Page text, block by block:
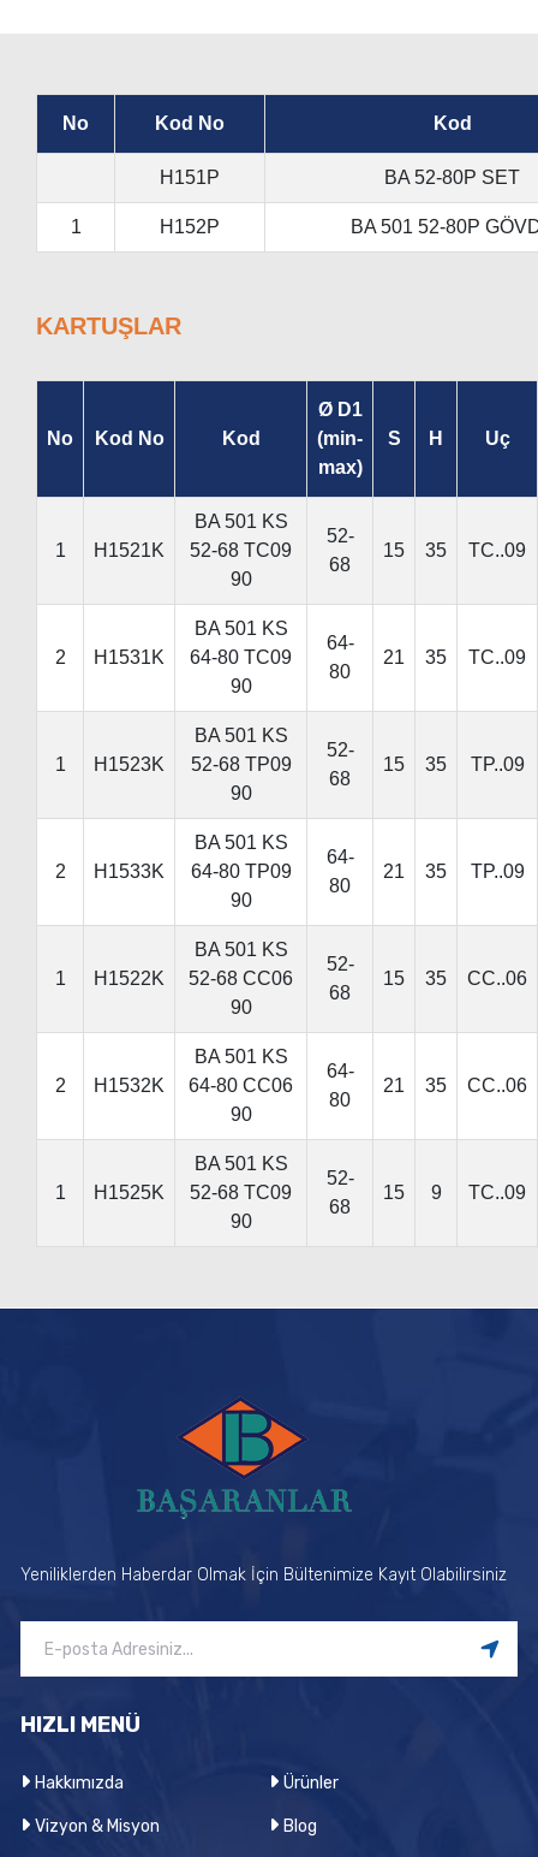
No Kod No Kod
H151P BA 52-80P SET
1 H152P BA 501 52-80P
KARTUŞLAR
No Kod No Kod
Ø D1
(min-
max)
S H Uç
1 H1521K
BA 501 KS
52-68 TC09
90
52-
68
15 35 TC..09
2 H1531K
BA 501 KS
64-80 TC09
90
64-
80
21 35 TC..09
1 H1523K
BA 501 KS
52-68 TР09
90
52-
68
15 35 TP..09
2 H1533K
BA 501 KS
64-80 TР09
90
64-
80
21 35 TP..09
1 H1522K
BA 501 KS
52-68 CC06
90
52-
68
15 35 CC..06
2 H1532K
BA 501 KS
64-80 CC06
90
64-
80
21 35 CC..06
1 H1525K
BA 501 KS
52-68 TC09
90
52-
68
15 9 TC..09
Yeniliklerden Haberdar Olmak İçin Bültenimize Kayıt Olabilirsiniz
HIZLI MENÜ
Hakkımızda
Vizyon & Misyon
Ürünler
Blog